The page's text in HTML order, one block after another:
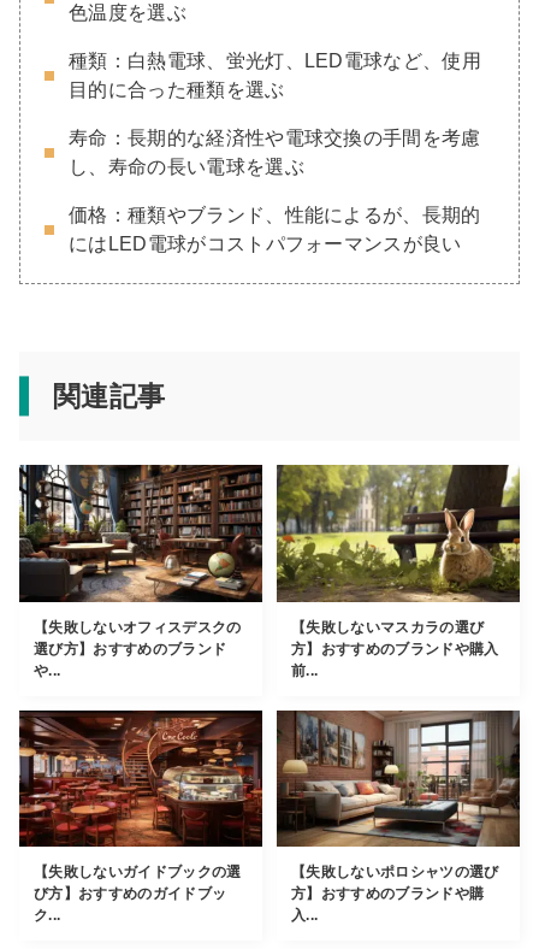
色温度を選ぶ
種類：白熱電球、蛍光灯、LED電球など、使用
目的に合った種類を選ぶ
寿命：長期的な経済性や電球交換の手間を考慮
し、寿命の長い電球を選ぶ
価格：種類やブランド、性能によるが、長期的
にはLED電球がコストパフォーマンスが良い
関連記事
【失敗しないオフィスデスクの
選び方】おすすめのブランド
や...
【失敗しないマスカラの選び
方】おすすめのブランドや購入
前...
【失敗しないガイドブックの選
び方】おすすめのガイドブッ
ク...
【失敗しないポロシャツの選び
方】おすすめのブランドや購
入...